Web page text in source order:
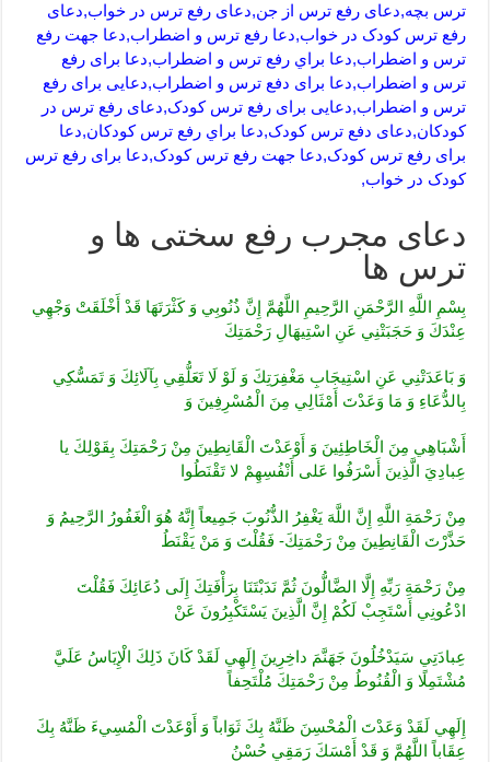
ترس بچه,دعای رفع ترس از جن,دعای رفع ترس در خواب,دعای
رفع ترس کودک در خواب,دعا رفع ترس و اضطراب,دعا جهت رفع
ترس و اضطراب,دعا براي رفع ترس و اضطراب,دعا برای رفع
ترس و اضطراب,دعا برای دفع ترس و اضطراب,دعایی برای رفع
ترس و اضطراب,دعایی برای رفع ترس کودک,دعای رفع ترس در
کودکان,دعای دفع ترس کودک,دعا براي رفع ترس كودكان,دعا
برای رفع ترس کودک,دعا جهت رفع ترس کودک,دعا برای رفع ترس
کودک در خواب,
دعای مجرب رفع سختی ها و
ترس ها
بِسْمِ اللَّهِ الرَّحْمَنِ الرَّحِيمِ‏ اللَّهُمَّ إِنَّ ذُنُوبِي وَ كَثْرَتَهَا قَدْ أَخْلَقَتْ‏ وَجْهِي‏
عِنْدَكَ‏ وَ حَجَبَتْنِي عَنِ اسْتِيهَالِ رَحْمَتِكَ
وَ بَاعَدَتْنِي عَنِ اسْتِيجَابِ مَغْفِرَتِكَ وَ لَوْ لَا تَعَلُّقِي بِآلَائِكَ‏ وَ تَمَسُّكِي
بِالدُّعَاءِ وَ مَا وَعَدْتَ أَمْثَالِي مِنَ الْمُسْرِفِينَ وَ
أَشْبَاهِي مِنَ الْخَاطِئِينَ وَ أَوْعَدْتَ الْقَانِطِينَ مِنْ رَحْمَتِكَ بِقَوْلِكَ‏ يا
عِبادِيَ الَّذِينَ أَسْرَفُوا عَلى‏ أَنْفُسِهِمْ لا تَقْنَطُوا
مِنْ رَحْمَةِ اللَّهِ إِنَّ اللَّهَ يَغْفِرُ الذُّنُوبَ جَمِيعاً إِنَّهُ هُوَ الْغَفُورُ الرَّحِيمُ‏ وَ
حَذَّرْتَ الْقَانِطِينَ مِنْ رَحْمَتِكَ- فَقُلْتَ‏ وَ مَنْ يَقْنَطُ
مِنْ رَحْمَةِ رَبِّهِ إِلَّا الضَّالُّونَ‏ ثُمَّ نَدَبْتَنَا بِرَأْفَتِكَ إِلَى دُعَائِكَ فَقُلْتَ‏
ادْعُونِي أَسْتَجِبْ لَكُمْ إِنَّ الَّذِينَ يَسْتَكْبِرُونَ عَنْ
عِبادَتِي سَيَدْخُلُونَ جَهَنَّمَ داخِرِينَ‏ إِلَهِي لَقَدْ كَانَ ذَلِكَ الْإِيَاسُ عَلَيَّ
مُشْتَمِلًا وَ الْقُنُوطُ مِنْ رَحْمَتِكَ مُلْتَحِفاً
إِلَهِي لَقَدْ وَعَدْتَ الْمُحْسِنَ ظَنَّهُ بِكَ ثَوَاباً وَ أَوْعَدْتَ الْمُسِي‏ءَ ظَنَّهُ بِكَ
عِقَاباً اللَّهُمَّ وَ قَدْ أَمْسَكَ رَمَقِي حُسْنُ